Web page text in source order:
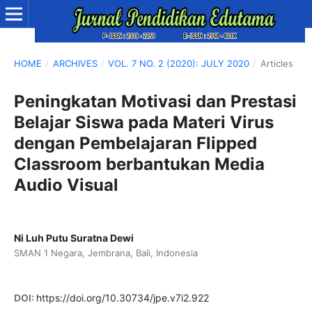
HOME / ARCHIVES / VOL. 7 NO. 2 (2020): JULY 2020 / Articles
Peningkatan Motivasi dan Prestasi
Belajar Siswa pada Materi Virus
dengan Pembelajaran Flipped
Classroom berbantukan Media
Audio Visual
Ni Luh Putu Suratna Dewi
SMAN 1 Negara, Jembrana, Bali, Indonesia
DOI: https://doi.org/10.30734/jpe.v7i2.922